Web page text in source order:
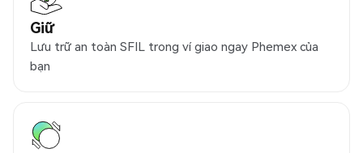
Giữ
Lưu trữ an toàn SFIL trong ví giao ngay Phemex của
bạn